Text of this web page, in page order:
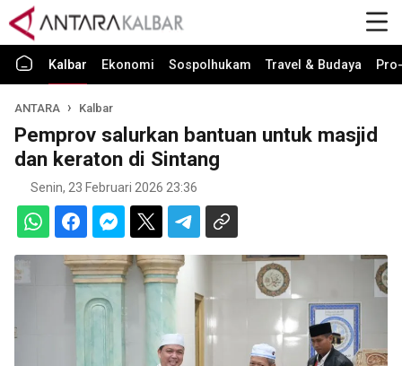
Kalbar Ekonomi Sospolhukam Travel & Budaya
ANTARA Kalbar
Pemprov salurkan bantuan untuk masjid
dan keraton di Sintang
Senin, 23 Februari 2026 23:36